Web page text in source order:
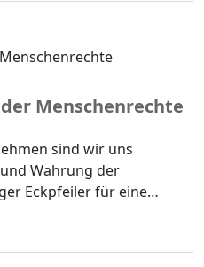
Menschenrechte
sind wir uns
Wahrung der
Eckpfeiler für eine
unserer
und unserem